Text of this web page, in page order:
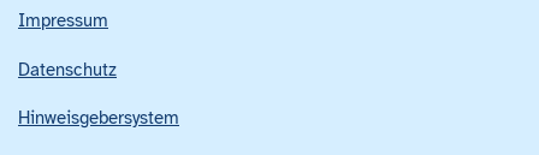
Impressum
Datenschutz
Hinweisgebersystem